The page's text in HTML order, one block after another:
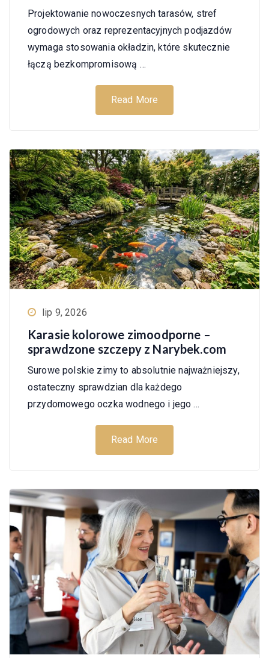
Projektowanie nowoczesnych tarasów, stref
ogrodowych oraz reprezentacyjnych podjazdów
wymaga stosowania okładzin, które skutecznie
łączą bezkompromisową …
Read More
lip 9, 2026
Karasie kolorowe zimoodporne –
sprawdzone szczepy z Narybek.com
Surowe polskie zimy to absolutnie najważniejszy,
ostateczny sprawdzian dla każdego
przydomowego oczka wodnego i jego …
Read More